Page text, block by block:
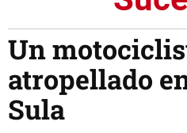
Un
atropellado
Sula